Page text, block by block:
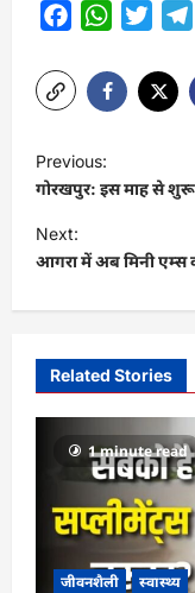
FacebookWhatsApp
P
o
s
t
v
Previous:
गोरखपुर: इस माह से शुरू
Next:
आगरा में अब मिनी एम्स
Related Stories
1 minute read
जीवनशैली स्वास्थ्य